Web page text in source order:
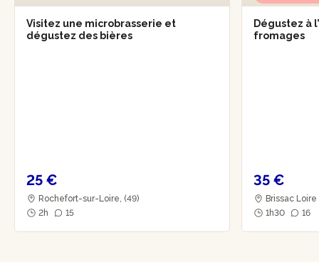
Visitez une microbrasserie et
dégustez des bières
25 €
Rochefort-sur-Loire, (49)
2h
15
Dégustez à
fromages
35 €
Brissac
1h30
16